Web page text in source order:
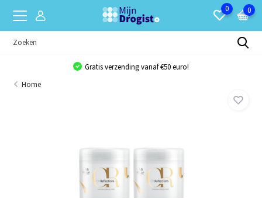
0 0
Gratis verzending vanaf €50 euro!
Home